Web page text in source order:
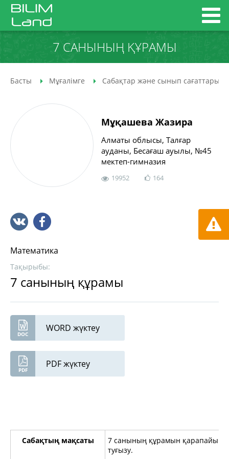
7 САНЫНЫҢ ҚҰРАМЫ
Басты Мұғалімге Сабақтар және сынып сағаттары
Мұқашева Жазира
Алматы облысы, Талғар
ауданы, Бесағаш ауылы, №45
мектеп-гимназия
19952 164
Математика
Тақырыбы:
7 санының құрамы
WORD жүктеу
PDF жүктеу
Сабақтың мақсаты
7 санының құрамын қарапайым
туғызу.